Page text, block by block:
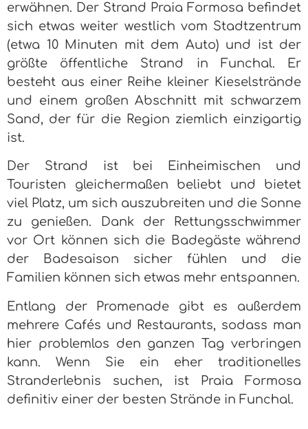
erwähnen. Der Strand Praia Formosa befindet
sich etwas weiter westlich vom Stadtzentrum
(etwa 10 Minuten mit dem Auto) und ist der
größte öffentliche Strand in Funchal. Er
besteht aus einer Reihe kleiner Kieselstrände
und einem großen Abschnitt mit schwarzem
Sand, der für die Region ziemlich einzigartig
ist.
Der Strand ist bei Einheimischen und
Touristen gleichermaßen beliebt und bietet
viel Platz, um sich auszubreiten und die Sonne
zu genießen. Dank der Rettungsschwimmer
vor Ort können sich die Badegäste während
der Badesaison sicher fühlen und die
Familien können sich etwas mehr entspannen.
Entlang der Promenade gibt es außerdem
mehrere Cafés und Restaurants, sodass man
hier problemlos den ganzen Tag verbringen
kann. Wenn Sie ein eher traditionelles
Stranderlebnis suchen, ist Praia Formosa
definitiv einer der besten Strände in Funchal.